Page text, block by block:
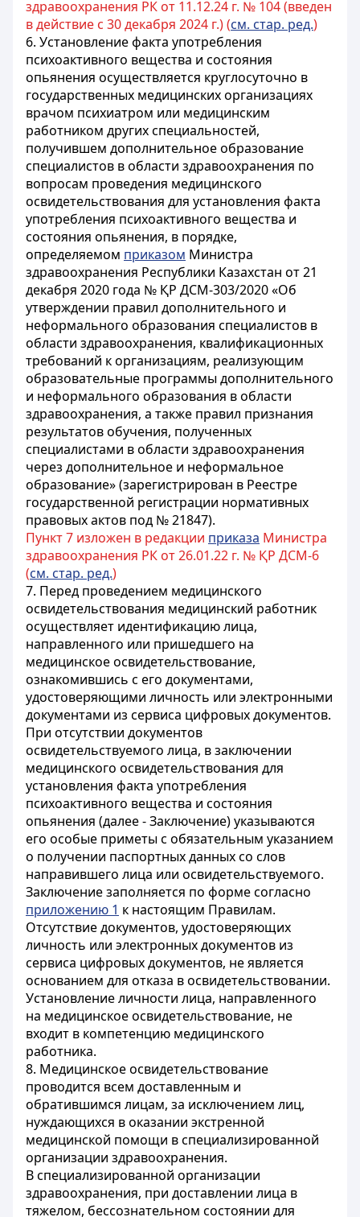
здравоохранения РК от 11.12.24 г. № 104 (введен
в действие с 30 декабря 2024 г.) (см. стар. ред.)
6. Установление факта употребления
психоактивного вещества и состояния
опьянения осуществляется круглосуточно в
государственных медицинских организациях
врачом психиатром или медицинским
работником других специальностей,
получившем дополнительное образование
специалистов в области здравоохранения по
вопросам проведения медицинского
освидетельствования для установления факта
употребления психоактивного вещества и
состояния опьянения, в порядке,
определяемом приказом Министра
здравоохранения Республики Казахстан от 21
декабря 2020 года № ҚР ДСМ-303/2020 «Об
утверждении правил дополнительного и
неформального образования специалистов в
области здравоохранения, квалификационных
требований к организациям, реализующим
образовательные программы дополнительного
и неформального образования в области
здравоохранения, а также правил признания
результатов обучения, полученных
специалистами в области здравоохранения
через дополнительное и неформальное
образование» (зарегистрирован в Реестре
государственной регистрации нормативных
правовых актов под № 21847).
Пункт 7 изложен в редакции приказа Министра
здравоохранения РК от 26.01.22 г. № ҚР ДСМ-6
(см. стар. ред.)
7. Перед проведением медицинского
освидетельствования медицинский работник
осуществляет идентификацию лица,
направленного или пришедшего на
медицинское освидетельствование,
ознакомившись с его документами,
удостоверяющими личность или электронными
документами из сервиса цифровых документов.
При отсутствии документов
освидетельствуемого лица, в заключении
медицинского освидетельствования для
установления факта употребления
психоактивного вещества и состояния
опьянения (далее - Заключение) указываются
его особые приметы с обязательным указанием
о получении паспортных данных со слов
направившего лица или освидетельствуемого.
Заключение заполняется по форме согласно
приложению 1 к настоящим Правилам.
Отсутствие документов, удостоверяющих
личность или электронных документов из
сервиса цифровых документов, не является
основанием для отказа в освидетельствовании.
Установление личности лица, направленного
на медицинское освидетельствование, не
входит в компетенцию медицинского
работника.
8. Медицинское освидетельствование
проводится всем доставленным и
обратившимся лицам, за исключением лиц,
нуждающихся в оказании экстренной
медицинской помощи в специализированной
организации здравоохранения.
В специализированной организации
здравоохранения, при доставлении лица в
тяжелом, бессознательном состоянии для